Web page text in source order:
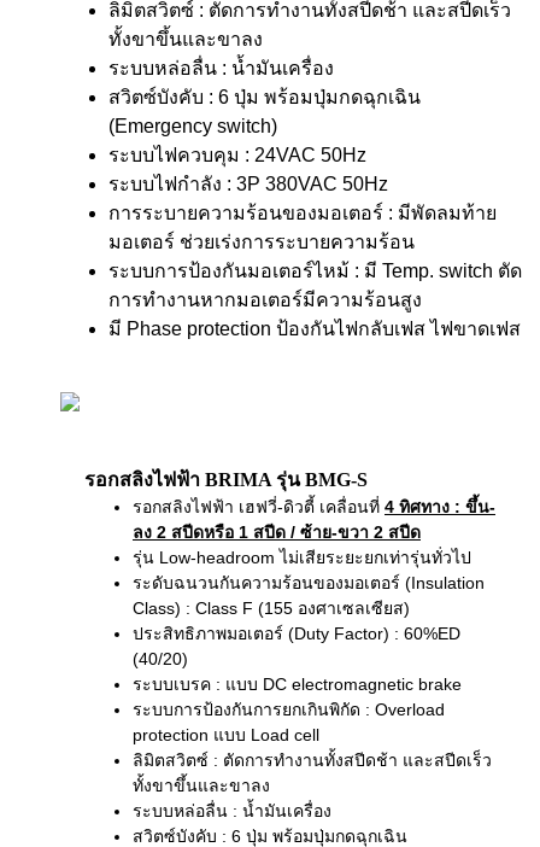
ลิมิตสวิตซ์ : ตัดการทำงานทั้งสปีดช้า และสปีดเร็ว
ทั้งขาขึ้นและขาลง
ระบบหล่อลื่น : น้ำมันเครื่อง
สวิตซ์บังคับ : 6 ปุ่ม พร้อมปุ่มกดฉุกเฉิน
(Emergency switch)
ระบบไฟควบคุม : 24VAC 50Hz
ระบบไฟกำลัง : 3P 380VAC 50Hz
การระบายความร้อนของมอเตอร์ : มีพัดลมท้าย
มอเตอร์ ช่วยเร่งการระบายความร้อน
ระบบการป้องกันมอเตอร์ไหม้ : มี Temp. switch ตัด
การทำงานหากมอเตอร์มีความร้อนสูง
มี Phase protection ป้องกันไฟกลับเฟส ไฟขาดเฟส
รอกสลิงไฟฟ้า BRIMA รุ่น BMG-S
รอกสลิงไฟฟ้า เฮฟวี่-ดิวตี้ เคลื่อนที่ 4 ทิศทาง : ขึ้น-
ลง 2 สปีดหรือ 1 สปีด / ซ้าย-ขวา 2 สปีด
รุ่น Low-headroom ไม่เสียระยะยกเท่ารุ่นทั่วไป
ระดับฉนวนกันความร้อนของมอเตอร์ (Insulation
Class) : Class F (155 องศาเซลเซียส)
ประสิทธิภาพมอเตอร์ (Duty Factor) : 60%ED
(40/20)
ระบบเบรค : แบบ DC electromagnetic brake
ระบบการป้องกันการยกเกินพิกัด : Overload
protection แบบ Load cell
ลิมิตสวิตซ์ : ตัดการทำงานทั้งสปีดช้า และสปีดเร็ว
ทั้งขาขึ้นและขาลง
ระบบหล่อลื่น : น้ำมันเครื่อง
สวิตซ์บังคับ : 6 ปุ่ม พร้อมปุ่มกดฉุกเฉิน